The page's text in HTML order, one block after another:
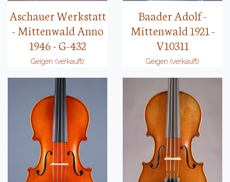
Aschauer Werkstatt
- Mittenwald Anno
1946 - G-432
Geigen (verkauft)
Baader Adolf -
Mittenwald 1921 -
V10311
Geigen (verkauft)